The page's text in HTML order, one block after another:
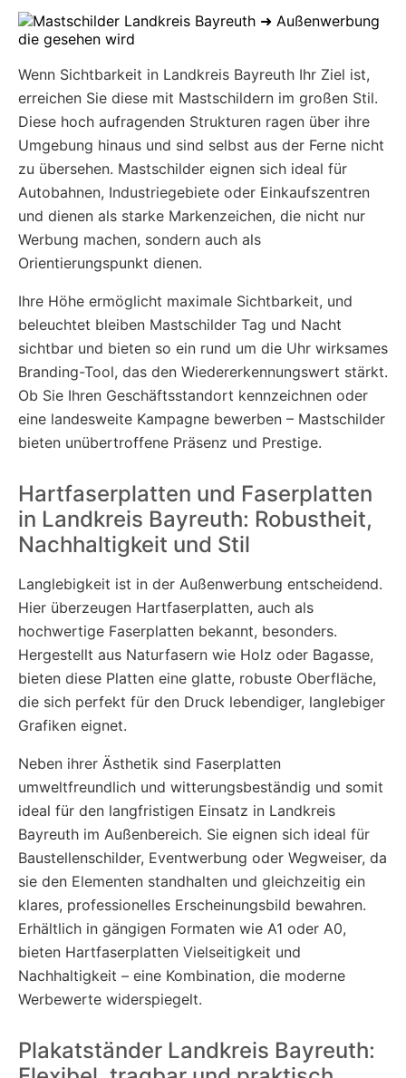
Wenn Sichtbarkeit in Landkreis Bayreuth Ihr Ziel ist,
erreichen Sie diese mit Mastschildern im großen Stil.
Diese hoch aufragenden Strukturen ragen über ihre
Umgebung hinaus und sind selbst aus der Ferne nicht
zu übersehen. Mastschilder eignen sich ideal für
Autobahnen, Industriegebiete oder Einkaufszentren
und dienen als starke Markenzeichen, die nicht nur
Werbung machen, sondern auch als
Orientierungspunkt dienen.
Ihre Höhe ermöglicht maximale Sichtbarkeit, und
beleuchtet bleiben Mastschilder Tag und Nacht
sichtbar und bieten so ein rund um die Uhr wirksames
Branding-Tool, das den Wiedererkennungswert stärkt.
Ob Sie Ihren Geschäftsstandort kennzeichnen oder
eine landesweite Kampagne bewerben – Mastschilder
bieten unübertroffene Präsenz und Prestige.
Hartfaserplatten und Faserplatten
in Landkreis Bayreuth: Robustheit,
Nachhaltigkeit und Stil
Langlebigkeit ist in der Außenwerbung entscheidend.
Hier überzeugen Hartfaserplatten, auch als
hochwertige Faserplatten bekannt, besonders.
Hergestellt aus Naturfasern wie Holz oder Bagasse,
bieten diese Platten eine glatte, robuste Oberfläche,
die sich perfekt für den Druck lebendiger, langlebiger
Grafiken eignet.
Neben ihrer Ästhetik sind Faserplatten
umweltfreundlich und witterungsbeständig und somit
ideal für den langfristigen Einsatz in Landkreis
Bayreuth im Außenbereich. Sie eignen sich ideal für
Baustellenschilder, Eventwerbung oder Wegweiser, da
sie den Elementen standhalten und gleichzeitig ein
klares, professionelles Erscheinungsbild bewahren.
Erhältlich in gängigen Formaten wie A1 oder A0,
bieten Hartfaserplatten Vielseitigkeit und
Nachhaltigkeit – eine Kombination, die moderne
Werbewerte widerspiegelt.
Plakatständer Landkreis Bayreuth: